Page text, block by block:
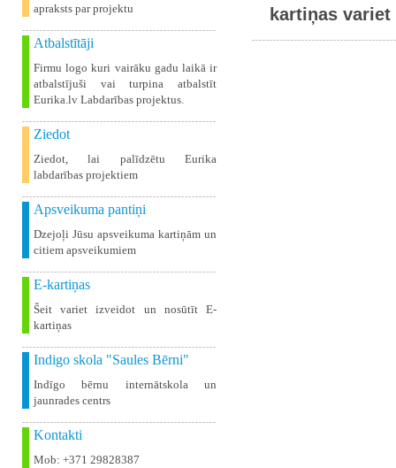
apraksts par projektu
Atbalstītāji
Firmu logo kuri vairāku gadu laikā ir
atbalstījuši vai turpina atbalstīt
Eurika.lv Labdarības projektus.
Ziedot
Ziedot, lai palīdzētu Eurika
labdarības projektiem
Apsveikuma pantiņi
Dzejoļi Jūsu apsveikuma kartiņām un
citiem apsveikumiem
E-kartiņas
Šeit variet izveidot un nosūtīt E-
kartiņas
Indigo skola "Saules Bērni"
Indīgo bērnu internātskola un
jaunrades centrs
Kontakti
Mob: +371 29828387
kartiņas variet